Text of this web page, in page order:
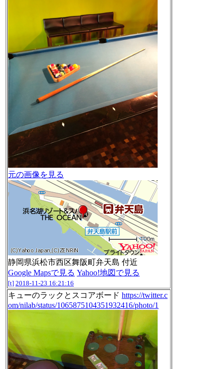
元の画像を見る
静岡県浜松市西区舞阪町弁天島 付近
Google Mapsで見る Yahoo!地図で見る
[t] 2018-11-23 16:21:16
キューのラックとスコアボード https://twitter.c
om/nilab/status/1065875104351932416/photo/1